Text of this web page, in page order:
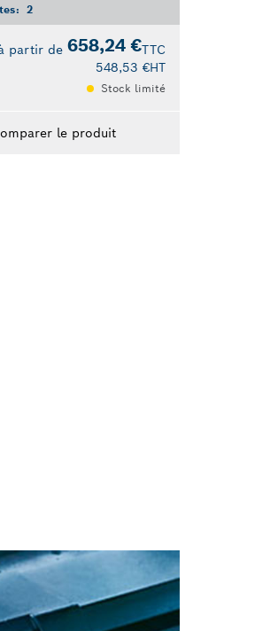
2
partir de 658,24 €TTC
548,53 €HT
Stock limité
le produit